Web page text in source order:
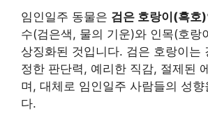
임인일주 동물은 검은 호랑이(흑호)
수(검은색, 물의 기운)와 인목(호랑
상징화된 것입니다. 검은 호랑이는
정한 판단력, 예리한 직감, 절제된
며, 대체로 임인일주 사람들의 성향
다.